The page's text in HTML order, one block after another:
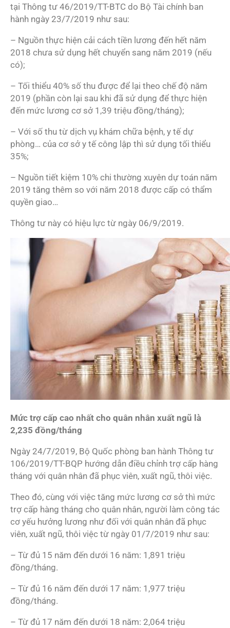
tại Thông tư 46/2019/TT-BTC do Bộ Tài chính ban
hành ngày 23/7/2019 như sau:
– Nguồn thực hiện cải cách tiền lương đến hết năm
2018 chưa sử dụng hết chuyển sang năm 2019 (nếu
có);
– Tối thiểu 40% số thu được để lại theo chế độ năm
2019 (phần còn lại sau khi đã sử dụng để thực hiện
đến mức lương cơ sở 1,39 triệu đồng/tháng);
– Với số thu từ dịch vụ khám chữa bệnh, y tế dự
phòng… của cơ sở y tế công lập thì sử dụng tối thiểu
35%;
– Nguồn tiết kiệm 10% chi thường xuyên dự toán năm
2019 tăng thêm so với năm 2018 được cấp có thẩm
quyền giao…
Thông tư này có hiệu lực từ ngày 06/9/2019.
Mức trợ cấp cao nhất cho quân nhân xuất ngũ là
2,235 đồng/tháng
Ngày 24/7/2019, Bộ Quốc phòng ban hành Thông tư
106/2019/TT-BQP hướng dẫn điều chỉnh trợ cấp hàng
tháng với quân nhân đã phục viên, xuất ngũ, thôi việc.
Theo đó, cùng với việc tăng mức lương cơ sở thì mức
trợ cấp hàng tháng cho quân nhân, người làm công tác
cơ yếu hưởng lương như đối với quân nhân đã phục
viên, xuất ngũ, thôi việc từ ngày 01/7/2019 như sau:
– Từ đủ 15 năm đến dưới 16 năm: 1,891 triệu
đồng/tháng.
– Từ đủ 16 năm đến dưới 17 năm: 1,977 triệu
đồng/tháng.
– Từ đủ 17 năm đến dưới 18 năm: 2,064 triệu